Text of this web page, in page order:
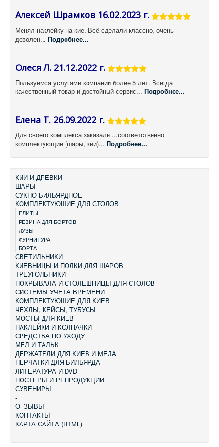
Алексей Шрамков 16.02.2023 г.
Менял наклейку на кие. Всё сделали классно, очень
доволен... Подробнее...
Олеся Л. 21.12.2022 г.
Пользуемся услугами компании более 5 лет. Всегда
качественный товар и достойный сервис... Подробнее...
Елена Т. 26.09.2022 г.
Для своего комплекса заказали ...соответственно
комплектующие (шары, кии)... Подробнее...
КИИ И ДРЕВКИ
ШАРЫ
СУКНО БИЛЬЯРДНОЕ
КОМПЛЕКТУЮЩИЕ ДЛЯ СТОЛОВ
ПЛИТЫ
РЕЗИНА ДЛЯ БОРТОВ
ЛУЗЫ
ФУРНИТУРА
БОРТА
СВЕТИЛЬНИКИ
КИЕВНИЦЫ И ПОЛКИ ДЛЯ ШАРОВ
ТРЕУГОЛЬНИКИ
ПОКРЫВАЛА И СТОЛЕШНИЦЫ ДЛЯ СТОЛОВ
СИСТЕМЫ УЧЕТА ВРЕМЕНИ
КОМПЛЕКТУЮЩИЕ ДЛЯ КИЕВ
ЧЕХЛЫ, КЕЙСЫ, ТУБУСЫ
МОСТЫ ДЛЯ КИЕВ
НАКЛЕЙКИ И КОЛПАЧКИ
СРЕДСТВА ПО УХОДУ
МЕЛ И ТАЛЬК
ДЕРЖАТЕЛИ ДЛЯ КИЕВ И МЕЛА
ПЕРЧАТКИ ДЛЯ БИЛЬЯРДА
ЛИТЕРАТУРА И DVD
ПОСТЕРЫ И РЕПРОДУКЦИИ
СУВЕНИРЫ
-
ОТЗЫВЫ
КОНТАКТЫ
КАРТА САЙТА (HTML)